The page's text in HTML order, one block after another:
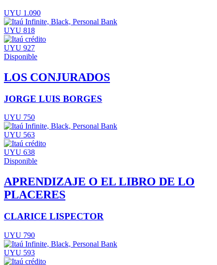
UYU 1.090
UYU 818
UYU 927
Disponible
LOS CONJURADOS
JORGE LUIS BORGES
UYU 750
UYU 563
UYU 638
Disponible
APRENDIZAJE O EL LIBRO DE LO
PLACERES
CLARICE LISPECTOR
UYU 790
UYU 593